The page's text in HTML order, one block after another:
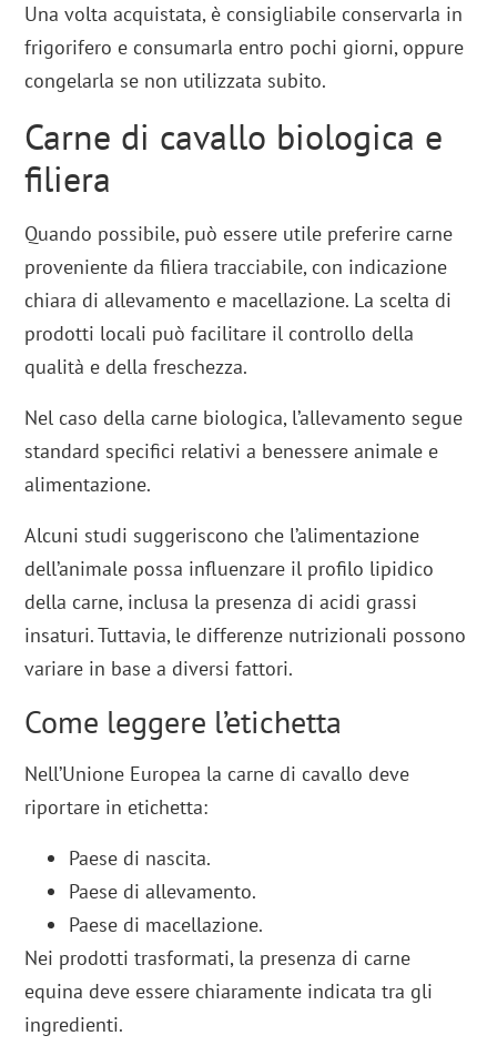
Una volta acquistata, è consigliabile conservarla in
frigorifero e consumarla entro pochi giorni, oppure
congelarla se non utilizzata subito.
Carne di cavallo biologica e
filiera
Quando possibile, può essere utile preferire carne
proveniente da filiera tracciabile, con indicazione
chiara di allevamento e macellazione. La scelta di
prodotti locali può facilitare il controllo della
qualità e della freschezza.
Nel caso della carne biologica, l’allevamento segue
standard specifici relativi a benessere animale e
alimentazione.
Alcuni studi suggeriscono che l’alimentazione
dell’animale possa influenzare il profilo lipidico
della carne, inclusa la presenza di acidi grassi
insaturi. Tuttavia, le differenze nutrizionali possono
variare in base a diversi fattori.
Come leggere l’etichetta
Nell’Unione Europea la carne di cavallo deve
riportare in etichetta:
Paese di nascita.
Paese di allevamento.
Paese di macellazione.
Nei prodotti trasformati, la presenza di carne
equina deve essere chiaramente indicata tra gli
ingredienti.